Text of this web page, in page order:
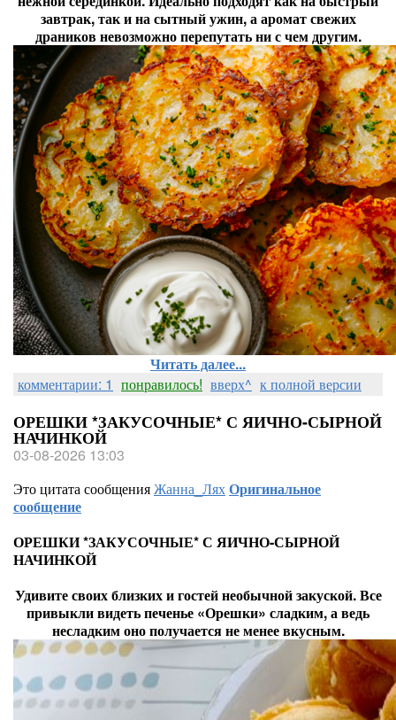
завтрак, так и на сытный ужин, а аромат свежих
драников невозможно перепутать ни с чем другим.
Читать далее...
комментарии: 1 понравилось! вверх^ к полной версии
ОРЕШКИ *ЗАКУСОЧНЫЕ* С ЯИЧНО-СЫРНОЙ
НАЧИНКОЙ
03-08-2026 13:03
Это цитата сообщенияЖанна_ЛяхОригинальное
сообщение
ОРЕШКИ *ЗАКУСОЧНЫЕ* С ЯИЧНО-СЫРНОЙ
НАЧИНКОЙ
Удивите своих близких и гостей необычной закуской. Все
привыкли видеть печенье «Орешки» сладким, а ведь
несладким оно получается не менее вкусным.